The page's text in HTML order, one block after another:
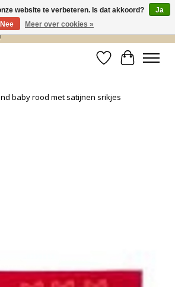
eraan… en wij maken ruimte! Shop nu de zomer
Verlanglijst
baby rood met satijnen srikjes
website te verbeteren. Is dat akkoord?
Ja
Nee
Meer over cookies »